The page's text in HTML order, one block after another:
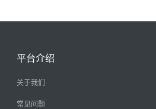
平台介绍
关于我们
常见问题